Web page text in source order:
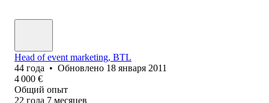
Head of event marketing, BTL
44 года • Обновлено 18 января 2011
4 000 €
Общий опыт
22 года 7 месяцев